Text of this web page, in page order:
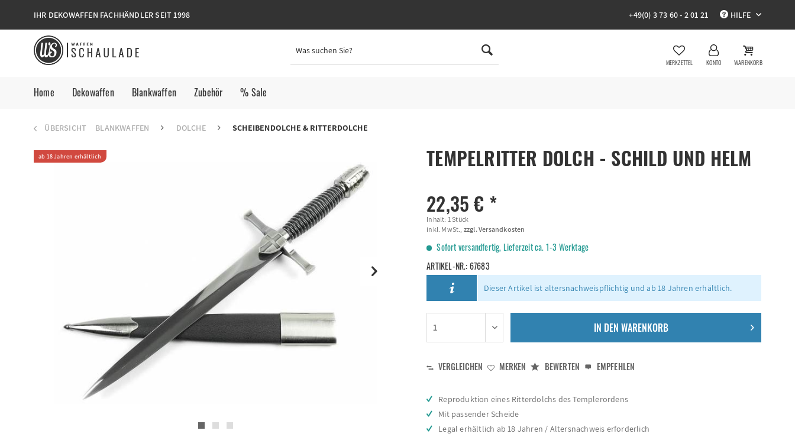
IHR DEKOWAFFEN FACHHÄNDLER SEIT 1998 +49(0) 3 73 60 - 2 01 21 HILFE
MERKZETTEL KONTO WARENKORB
Home Dekowaffen Blankwaffen Zubehör % Sale
ÜBERSICHT BLANKWAFFEN DOLCHE SCHEIBENDOLCHE & RITTERDOLCHE
TEMPELRITTER DOLCH - SCHILD UND HELM
ab 18 Jahren erhältlich
22,35 € *
Inhalt: 1 Stück
inkl. MwSt., zzgl. Versandkosten
Sofort versandfertig, Lieferzeit ca. 1-3 Werktage
ARTIKEL-NR.:67683
Dieser Artikel ist altersnachweispflichtig und ab 18 Jahren erhältlich.
IN DEN WARENKORB
VERGLEICHEN MERKEN BEWERTEN EMPFEHLEN
Reproduktion eines Ritterdolchs des Templerordens
Mit passender Scheide
Legal erhältlich ab 18 Jahren / Altersnachweis erforderlich